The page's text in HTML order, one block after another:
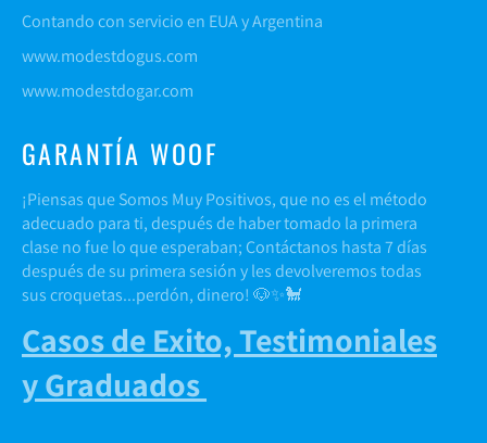
Contando con servicio en EUA y Argentina
www.modestdogus.com
www.modestdogar.com
GARANTÍA WOOF
¡Piensas que Somos Muy Positivos, que no es el método
adecuado para ti, después de haber tomado la primera
clase no fue lo que esperaban; Contáctanos hasta 7 días
después de su primera sesión y les devolveremos todas
sus croquetas...perdón, dinero! 🐶✨🐩
Casos de Exito, Testimoniales
y Graduados